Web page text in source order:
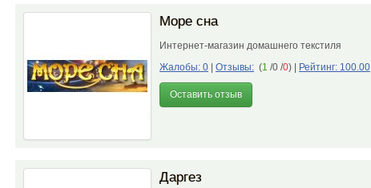
Море сна
Интернет-магазин домашнего текстиля
Жалобы: 0
Отзывы: (1 /0 /0) Рейтинг: 100.00
Оставить отзыв
Даргез